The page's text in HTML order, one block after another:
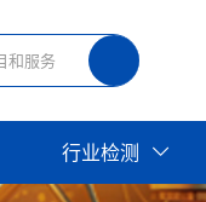
行业检测